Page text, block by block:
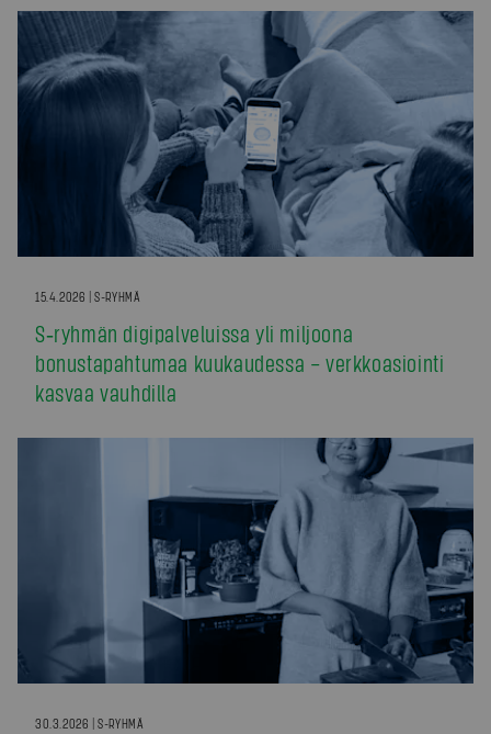
15.4.2026 | S-RYHMÄ
S‑ryhmän digipalveluissa yli miljoona
bonustapahtumaa kuukaudessa – verkkoasiointi
kasvaa vauhdilla
30.3.2026 | S-RYHMÄ